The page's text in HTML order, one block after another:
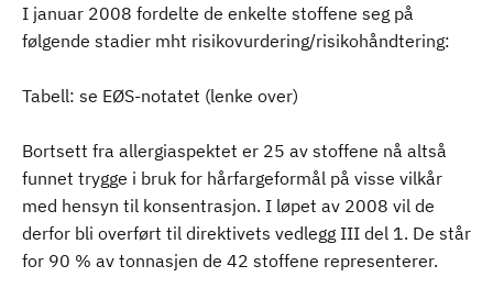
I januar 2008 fordelte de enkelte stoffene seg på
følgende stadier mht risikovurdering/risikohåndtering:
Tabell: se EØS-notatet (lenke over)
Bortsett fra allergiaspektet er 25 av stoffene nå altså
funnet trygge i bruk for hårfargeformål på visse vilkår
med hensyn til konsentrasjon. I løpet av 2008 vil de
derfor bli overført til direktivets vedlegg III del 1. De står
for 90 % av tonnasjen de 42 stoffene representerer.